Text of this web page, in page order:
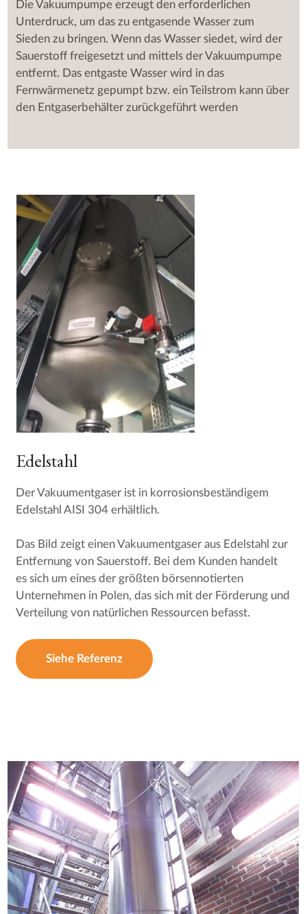
Die Vakuumpumpe erzeugt den erforderlichen
Unterdruck, um das zu entgasende Wasser zum
Sieden zu bringen. Wenn das Wasser siedet, wird der
Sauerstoff freigesetzt und mittels der Vakuumpumpe
entfernt. Das entgaste Wasser wird in das
Fernwärmenetz gepumpt bzw. ein Teilstrom kann über
den Entgaserbehälter zurückgeführt werden
Edelstahl
Der Vakuumentgaser ist in korrosionsbeständigem
Edelstahl AISI 304 erhältlich.
Das Bild zeigt einen Vakuumentgaser aus Edelstahl zur
Entfernung von Sauerstoff. Bei dem Kunden handelt
es sich um eines der größten börsennotierten
Unternehmen in Polen, das sich mit der Förderung und
Verteilung von natürlichen Ressourcen befasst.
Siehe Referenz